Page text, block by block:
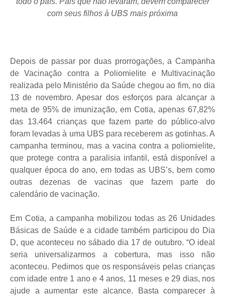
com seus filhos à UBS mais próxima
Depois de passar por duas prorrogações, a Campanha
de Vacinação contra a Poliomielite e Multivacinação
realizada pelo Ministério da Saúde chegou ao fim, no dia
13 de novembro. Apesar dos esforços para alcançar a
meta de 95% de imunização, em Cotia, apenas 67,82%
das 13.464 crianças que fazem parte do público-alvo
foram levadas à uma UBS para receberem as gotinhas. A
campanha terminou, mas a vacina contra a poliomielite,
que protege contra a paralisia infantil, está disponível a
qualquer época do ano, em todas as UBS’s, bem como
outras dezenas de vacinas que fazem parte do
calendário de vacinação.
Em Cotia, a campanha mobilizou todas as 26 Unidades
Básicas de Saúde e a cidade também participou do Dia
D, que aconteceu no sábado dia 17 de outubro. “O ideal
seria universalizarmos a cobertura, mas isso não
aconteceu. Pedimos que os responsáveis pelas crianças
com idade entre 1 ano e 4 anos, 11 meses e 29 dias, nos
ajude a aumentar este alcance. Basta comparecer à